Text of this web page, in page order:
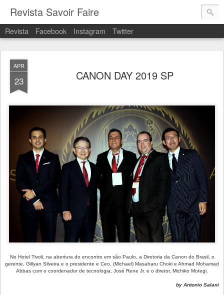
Revista Savoir Faire
Revista Facebook Instagram Twitter
APR
23 CANON DAY 2019 SP
No Hotel Tivoli, na abertura do encontro em são Paulo, a Diretoria da Canon do Brasil, o
gerente, Gillyan Silveira e o presidente e Ceo, (Michael) Masaharu Choki e Ahmad Mohamad
Abbas com o coordenador de tecnologia, José Rene Jr. e o diretor, Michiko Motegi.
by Antonio Salani